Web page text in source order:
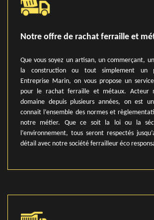
Notre offre de rachat ferraille et
Que vous soyez un artisan, un commerçant,
la construction ou tout simplement un
Entreprise Marin, on vous propose un
pour le rachat ferraille et métaux. Acteur
domaine depuis plusieurs années, on est
connait l’ensemble des normes et
notre métier. Que ce soit la loi ou la
l’environnement, tous seront respectés
détail avec notre société ferrailleur éco